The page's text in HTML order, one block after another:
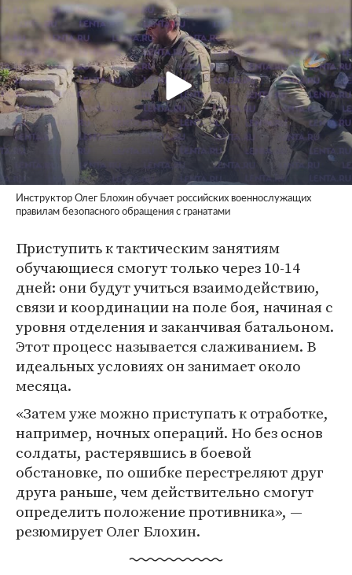
Инструктор Олег Блохин обучает российских военнослужащих
правилам безопасного обращения с гранатами
Приступить к тактическим занятиям
обучающиеся смогут только через 10-14
дней: они будут учиться взаимодействию,
связи и координации на поле боя, начиная с
уровня отделения и заканчивая батальоном.
Этот процесс называется слаживанием. В
идеальных условиях он занимает около
месяца.
«Затем уже можно приступать к отработке,
например, ночных операций. Но без основ
солдаты, растерявшись в боевой
обстановке, по ошибке перестреляют друг
друга раньше, чем действительно смогут
определить положение противника», —
резюмирует Олег Блохин.